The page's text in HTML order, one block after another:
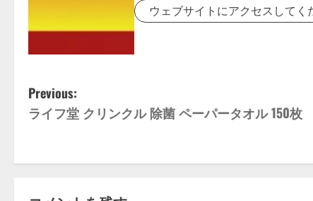
ウェブサイトにアクセスしてく
P
o
s
Previous:
ライフ堂 クリンクル 除菌 ペーパータオル 150枚